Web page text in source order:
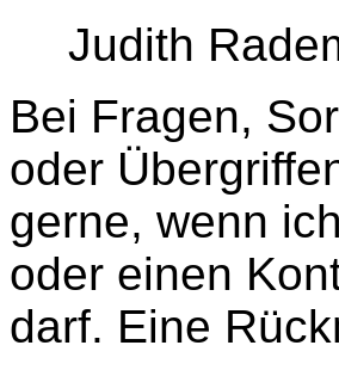
Judith
Bei Fragen,
oder
gerne, wenn
oder einen
darf. Eine